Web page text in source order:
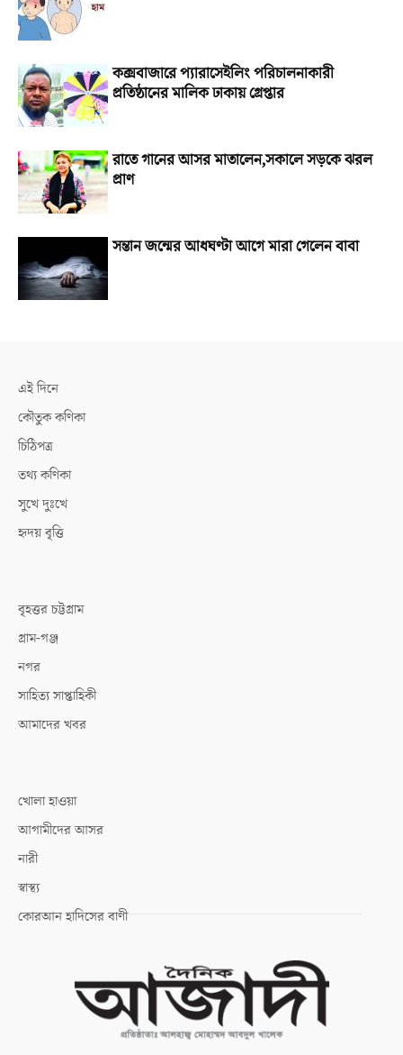
কক্সবাজারে প্যারাসেইলিং পরিচালনাকারী
প্রতিষ্ঠানের মালিক ঢাকায় গ্রেপ্তার
রাতে গানের আসর মাতালেন,সকালে সড়কে ঝরল
প্রাণ
সন্তান জন্মের আধঘণ্টা আগে মারা গেলেন বাবা
এই দিনে
কৌতুক কণিকা
চিঠিপত্র
তথ্য কণিকা
সুখে দুঃখে
হৃদয় বৃত্তি
বৃহত্তর চট্টগ্রাম
গ্রাম-গঞ্জ
নগর
সাহিত্য সাপ্তাহিকী
আমাদের খবর
খোলা হাওয়া
আগামীদের আসর
নারী
স্বাস্থ্য
কোরআন হাদিসের বাণী